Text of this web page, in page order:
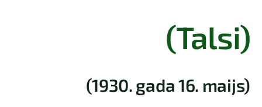
(Talsi)
(1930. gada 16. maijs)